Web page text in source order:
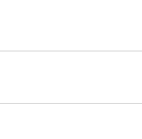
10.000 mm